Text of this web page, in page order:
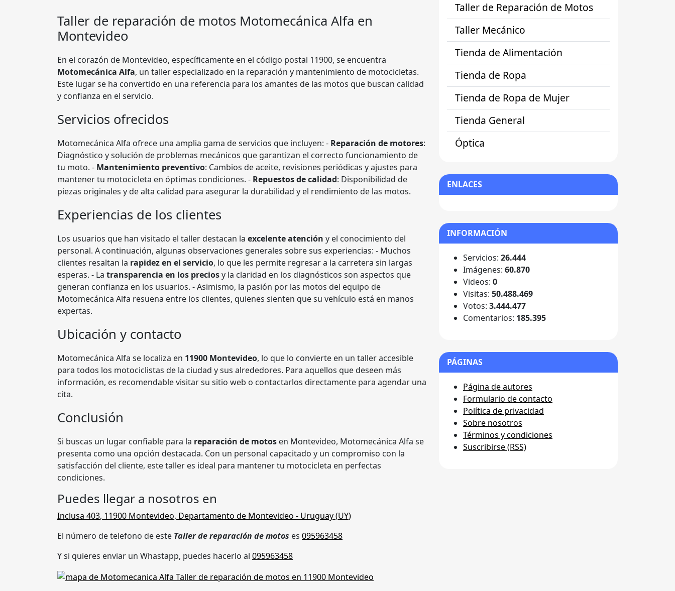
Taller de reparación de motos Motomecánica Alfa en
Montevideo
En el corazón de Montevideo, específicamente en el código postal 11900, se encuentra
Motomecánica Alfa, un taller especializado en la reparación y mantenimiento de motocicletas.
Este lugar se ha convertido en una referencia para los amantes de las motos que buscan calidad
y confianza en el servicio.
Servicios ofrecidos
Motomecánica Alfa ofrece una amplia gama de servicios que incluyen: - Reparación de motores:
Diagnóstico y solución de problemas mecánicos que garantizan el correcto funcionamiento de
tu moto. - Mantenimiento preventivo: Cambios de aceite, revisiones periódicas y ajustes para
mantener tu motocicleta en óptimas condiciones. - Repuestos de calidad: Disponibilidad de
piezas originales y de alta calidad para asegurar la durabilidad y el rendimiento de las motos.
Experiencias de los clientes
Los usuarios que han visitado el taller destacan la excelente atención y el conocimiento del
personal. A continuación, algunas observaciones generales sobre sus experiencias: - Muchos
clientes resaltan la rapidez en el servicio, lo que les permite regresar a la carretera sin largas
esperas. - La transparencia en los preciosy la claridad en los diagnósticos son aspectos que
generan confianza en los usuarios. - Asimismo, la pasión por las motos del equipo de
Motomecánica Alfa resuena entre los clientes, quienes sienten que su vehículo está en manos
expertas.
Ubicación y contacto
Motomecánica Alfa se localiza en 11900 Montevideo, lo que lo convierte en un taller accesible
para todos los motociclistas de la ciudad y sus alrededores. Para aquellos que deseen más
información, es recomendable visitar su sitio web o contactarlos directamente para agendar una
cita.
Conclusión
Si buscas un lugar confiable para la reparación de motos en Montevideo, Motomecánica Alfa se
presenta como una opción destacada. Con un personal capacitado y un compromiso con la
satisfacción del cliente, este taller es ideal para mantener tu motocicleta en perfectas
condiciones.
Puedes llegar a nosotros en
Inclusa 403, 11900 Montevideo, Departamento de Montevideo - Uruguay (UY)
El número de telefono de este Taller de reparación de motos es 095963458
Y si quieres enviar un Whastapp, puedes hacerlo al 095963458
Taller de Reparación de Motos
Taller Mecánico
Tienda de Alimentación
Tienda de Ropa
Tienda de Ropa de Mujer
Tienda General
Óptica
ENLACES
INFORMACIÓN
Servicios: 26.444
Imágenes: 60.870
Videos: 0
Visitas: 50.488.469
Votos: 3.444.477
Comentarios: 185.395
PÁGINAS
Página de autores
Formulario de contacto
Política de privacidad
Sobre nosotros
Términos y condiciones
Suscribirse (RSS)